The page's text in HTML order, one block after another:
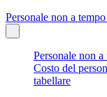
Personale non a
Personale non
Costo del
tabellare